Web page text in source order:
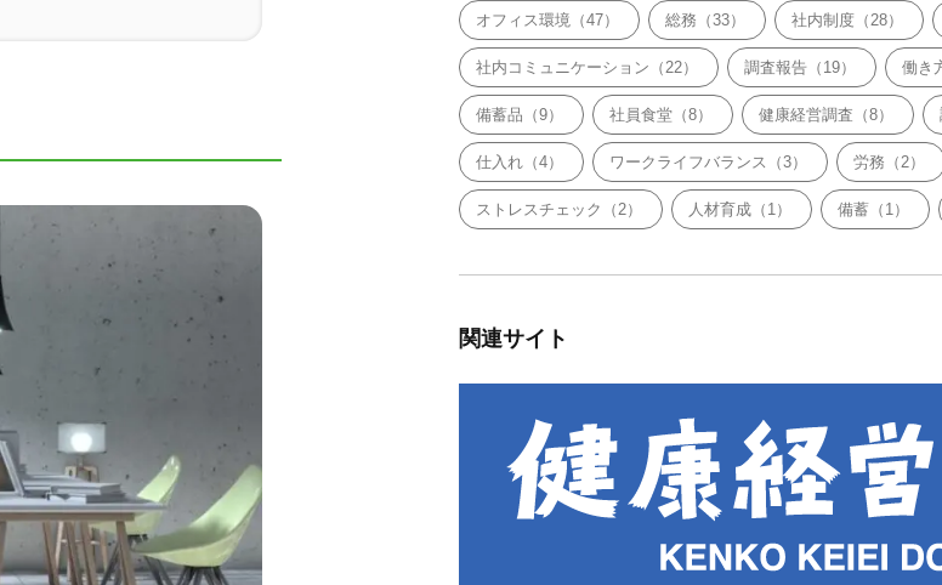
オフィス環境（47） 総務（33） 社内制度（28）
社内コミュニケーション（22） 調査報告（19） 働き
備蓄品（9） 社員食堂（8） 健康経営調査（8）
仕入れ（4） ワークライフバランス（3） 労務（2）
ストレスチェック（2） 人材育成（1） 備蓄（1）
関連サイト